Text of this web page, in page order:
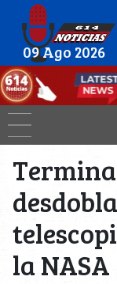
09 Ago 2026
la NASA